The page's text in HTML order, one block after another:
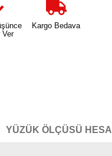
Ver
Kargo Bedava
YÜZÜK ÖLÇÜSÜ